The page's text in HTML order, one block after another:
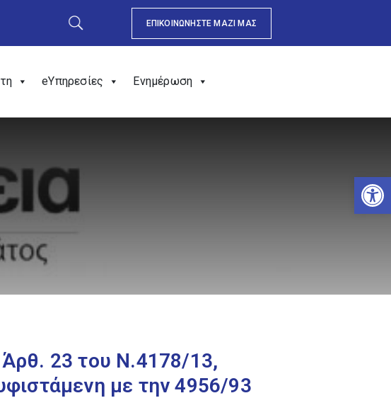
ΕΠΙΚΟΙΝΩΝΗΣΤΕ ΜΑΖΙ ΜΑΣ
eΥπηρεσίες Ενημέρωση
23 του Ν.4178/13,
με την 4956/93